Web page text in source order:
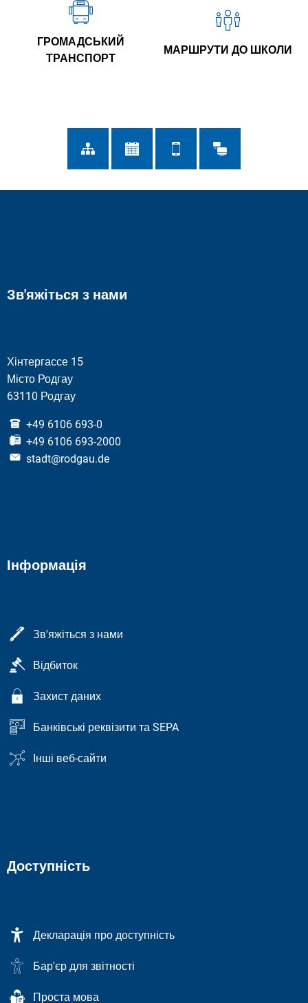
ГРОМАДСЬКИЙ
ТРАНСПОРТ
МАРШРУТИ ДО ШКОЛИ
Зв'яжіться з нами
Хінтергассе 15
Місто Родгау
63110 Родгау
+49 6106 693-0
+49 6106 693-2000
stadt@rodgau.de
Інформація
Зв'яжіться з нами
Відбиток
Захист даних
Банківські реквізити та SEPA
Інші веб-сайти
Доступність
Декларація про доступність
Бар'єр для звітності
Проста мова